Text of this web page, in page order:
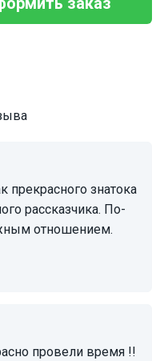
рассказчика. По-
отношением.